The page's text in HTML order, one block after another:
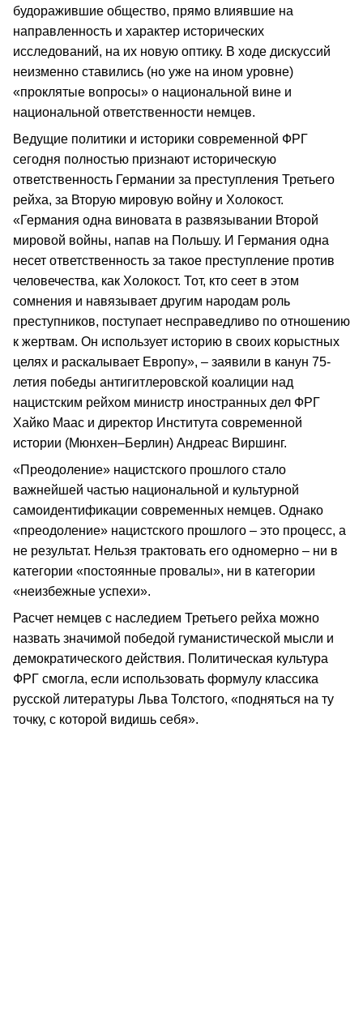
будоражившие общество, прямо влиявшие на
направленность и характер исторических
исследований, на их новую оптику. В ходе дискуссий
неизменно ставились (но уже на ином уровне)
«проклятые вопросы» о национальной вине и
национальной ответственности немцев.
Ведущие политики и историки современной ФРГ
сегодня полностью признают историческую
ответственность Германии за преступления Третьего
рейха, за Вторую мировую войну и Холокост.
«Германия одна виновата в развязывании Второй
мировой войны, напав на Польшу. И Германия одна
несет ответственность за такое преступление против
человечества, как Холокост. Тот, кто сеет в этом
сомнения и навязывает другим народам роль
преступников, поступает несправедливо по отношению
к жертвам. Он использует историю в своих корыстных
целях и раскалывает Европу», – заявили в канун 75-
летия победы антигитлеровской коалиции над
нацистским рейхом министр иностранных дел ФРГ
Хайко Маас и директор Института современной
истории (Мюнхен–Берлин) Андреас Виршинг.
«Преодоление» нацистского прошлого стало
важнейшей частью национальной и культурной
самоидентификации современных немцев. Однако
«преодоление» нацистского прошлого – это процесс, а
не результат. Нельзя трактовать его одномерно – ни в
категории «постоянные провалы», ни в категории
«неизбежные успехи».
Расчет немцев с наследием Третьего рейха можно
назвать значимой победой гуманистической мысли и
демократического действия. Политическая культура
ФРГ смогла, если использовать формулу классика
русской литературы Льва Толстого, «подняться на ту
точку, с которой видишь себя».